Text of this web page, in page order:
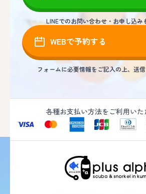
LINEでのお問い合わせ・お申し込み
WEBで予約する
フォームに必要情報をご記入の上、送信
各種お支払い方法をご利用いた